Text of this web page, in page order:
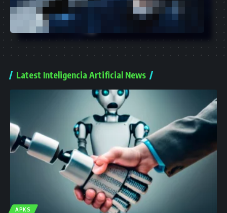
Latest Inteligencia Artificial News
APKS